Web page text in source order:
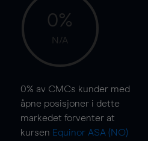
0%
N/A
0% av CMCs kunder med
åpne posisjoner i dette
markedet forventer at
kursen Equinor ASA (NO)